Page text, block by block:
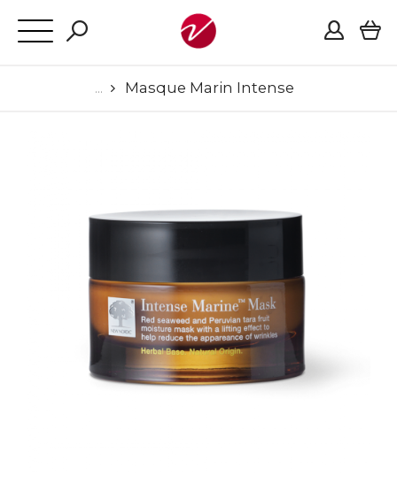
Masque Marin Intense